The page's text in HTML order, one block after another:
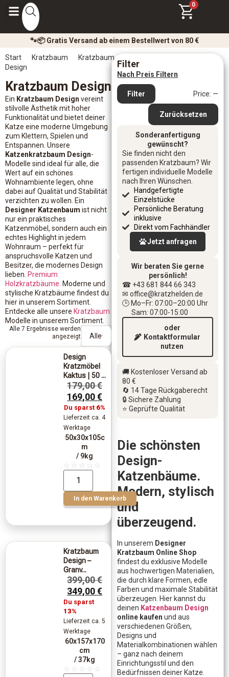
0
🐾📦 Gratis Versand ab einem Bestellwert von 80 €
Filter
Nach Preis Filtern
Filter Price: —
Zurücksetzen
Sonderanfertigung
gewünscht?
Sie finden nicht den
passenden Kratzbaum? Wir
fertigen individuelle Modelle
nach Ihren Wünschen.
Handgefertigte
Einzelstücke
Persönliche Beratung
inklusive
Direkt vom Fachhändler
Jetzt anfragen
Wir beraten Sie gerne
persönlich!
☎ +43 681 844 66 343
✉ office@kratzhelden.de
🕒 Mo–Fr: 07:00–20:00 Uhr
Sam: 07:00-15:00
oder
Kontaktformular
nutzen
🚚 Kostenloser Versand ab
80 €
🔄 14 Tage Rückgaberecht
🔒 Sichere Zahlung
⭐ Geprüfte Qualität
Die schönsten
Design-
Katzenbäume.
Modern, stylisch
und
überzeugend.
In unserem Designer
Kratzbaum Online Shop
findest du exklusive Modelle
aus hochwertigen Materialien,
die durch klare Formen, edle
Farben und maximale Stabilität
überzeugen. Hier kannst du
deinen Katzenbaum Design
online kaufen und aus
verschiedenen Größen,
Designs und
Materialkombinationen wählen
– ganz nach deinem
Einrichtungsstil und den
Bedürfnissen deiner Katze.
Start Kratzbaum
Kratzbaum
Design
Kratzbaum Design
Ein Kratzbaum Design vereint
stilvolle Ästhetik mit hoher
Funktionalität und bietet deiner
Katze eine moderne Umgebung
zum Klettern, Spielen und
Entspannen. Unsere
Katzenkratzbaum Design-
Modelle sind ideal für alle, die
Wert auf ein schönes
Wohnambiente legen, ohne
dabei auf Qualität und Stabilität
verzichten zu wollen. Ein
Designer Katzenbaum ist nicht
nur ein praktisches
Katzenmöbel, sondern auch ein
echtes Highlight in jedem
Wohnraum – perfekt für
anspruchsvolle Katzen und
Besitzer, die modernes Design
lieben. Premium
Holzkratzbäume. Moderne und
stylische Kratzbäume findest du
hier in unserem Sortiment.
Entdecke alle unsere Kratzbaum
Modelle in unserem Sortiment.
Alle 7 Ergebnisse werden
angezeigt
Design
Kratzmöbel
Kaktus | 50 ...
179,00€
169,00€
Du sparst 6%
Lieferzeit ca. 4
Werktage
50x30x105c
m
/ 9kg
☆ ☆ ☆ ☆ ☆
In den Warenkorb
Kratzbaum
Design –
Granv...
399,00€
349,00€
Du sparst
13%
Lieferzeit ca. 5
Werktage
60x157x170
cm
/ 37kg
☆ ☆ ☆ ☆ ☆